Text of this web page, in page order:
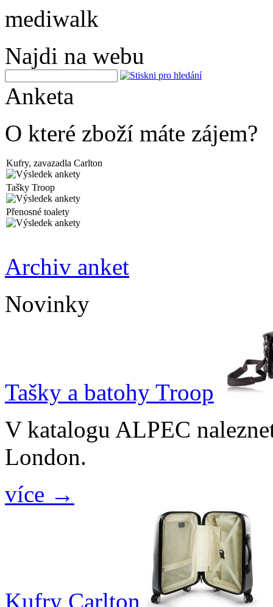
mediwalk
Najdi na webu
Anketa
O které zboží máte zájem?
Kufry, zavazadla Carlton
Tašky Troop
Přenosné toalety
Archiv anket
Novinky
Tašky a batohy Troop
V katalogu ALPEC
London.
více →
Kufry Carlton